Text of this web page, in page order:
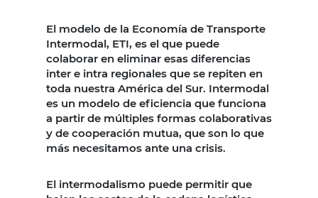
El modelo de la Economía de Transporte
Intermodal, ETI, es el que puede
colaborar en eliminar esas diferencias
inter e intra regionales que se repiten en
toda nuestra América del Sur. Intermodal
es un modelo de eficiencia que funciona
a partir de múltiples formas colaborativas
y de cooperación mutua, que son lo que
más necesitamos ante una crisis.
El intermodalismo puede permitir que